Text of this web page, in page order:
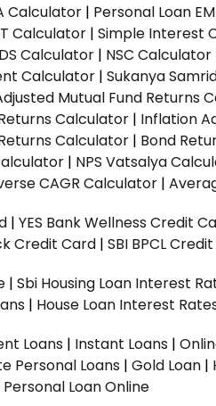
Calculator | Personal Loan
Calculator | Simple Interest
Calculator | NSC Calculator
Calculator | Sukanya
Mutual Fund Returns
Calculator | Inflation
Calculator | Bond
| NPS Vatsalya
CAGR Calculator |
| YES Bank Wellness Credit
Credit Card | SBI BPCL
| Sbi Housing Loan Interest
| House Loan Interest
Loans | Instant Loans |
Personal Loans | Gold Loan |
Loan Online